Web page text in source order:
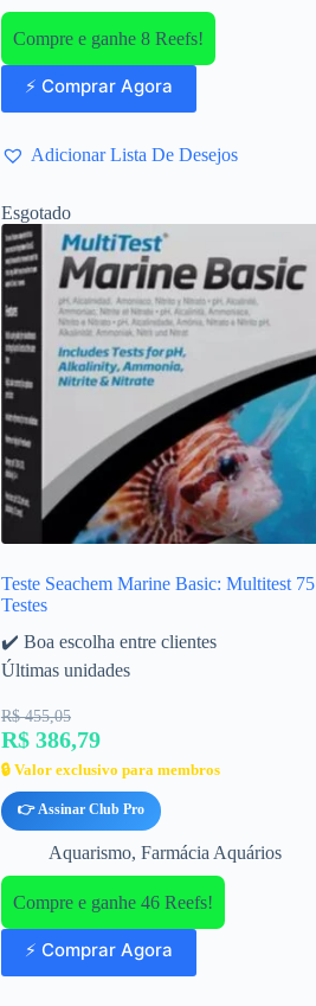
Compre e ganhe 8 Reefs!
⚡ Comprar Agora
Adicionar Lista De Desejos
Esgotado
Teste Seachem Marine Basic: Multitest 75
Testes
✔️ Boa escolha entre clientes
Últimas unidades
R$ 455,05
R$ 386,79
🔒 Valor exclusivo para membros
👉 Assinar Club Pro
Aquarismo, Farmácia Aquários
Compre e ganhe 46 Reefs!
⚡ Comprar Agora